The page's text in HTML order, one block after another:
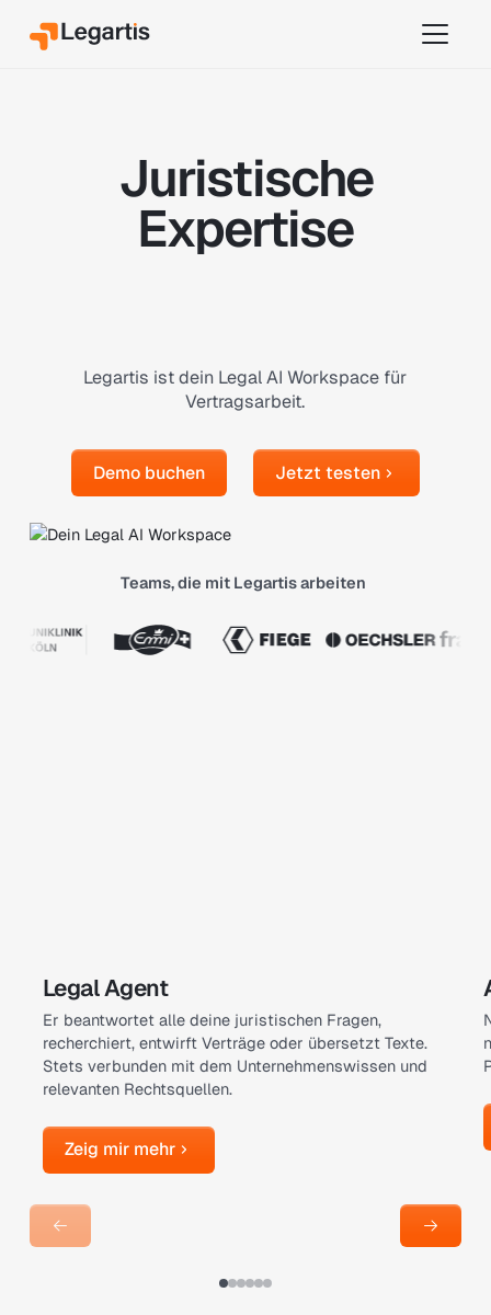
Juristische
Expertise
Legartis ist dein Legal AI Workspace für
Vertragsarbeit.
Demo buchen
Demo buchen
Jetzt testen
Jetzt testen
Teams, die mit Legartis arbeiten
Legal Agent
Er beantwortet alle deine juristischen Fragen,
recherchiert, entwirft Verträge oder übersetzt Texte.
Stets verbunden mit dem Unternehmenswissen und
relevanten Rechtsquellen.
Zeig mir mehr
Zeig mir mehr
Next Slide Next